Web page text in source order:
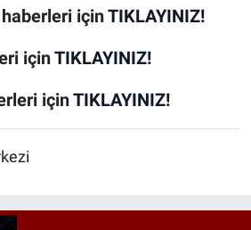
haberleri içinTIKLAYINIZ!
içinTIKLAYINIZ!
içinTIKLAYINIZ!